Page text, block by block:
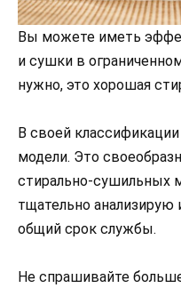
Вы можете иметь
и сушки в
нужно, это хорошая
В своей
модели. Это
стирально-сушильных
тщательно анализирую
общий срок службы.
Не спрашивайте